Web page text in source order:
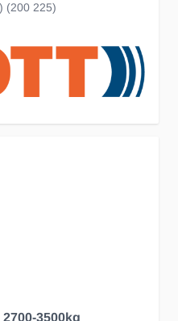
(200 225)
2700-3500kg